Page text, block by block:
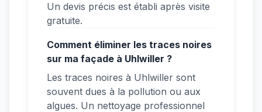
Un devis précis est établi après visite
gratuite.
Comment éliminer les traces noires
sur ma façade à Uhlwiller ?
Les traces noires à Uhlwiller sont
souvent dues à la pollution ou aux
algues. Un nettoyage professionnel